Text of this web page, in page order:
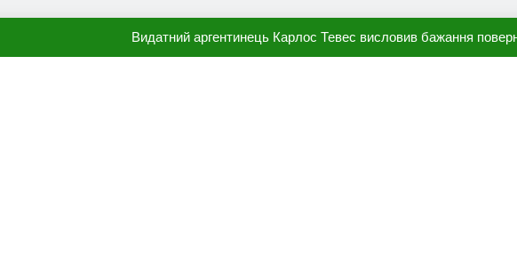
Видатний аргентинець Карлос Тевес висловив бажання